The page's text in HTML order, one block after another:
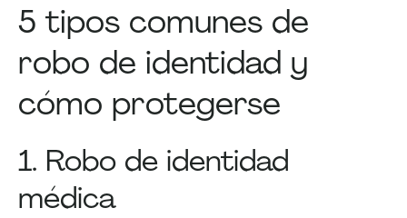
5 tipos comunes de
robo de identidad y
cómo protegerse
1. Robo de identidad
médica